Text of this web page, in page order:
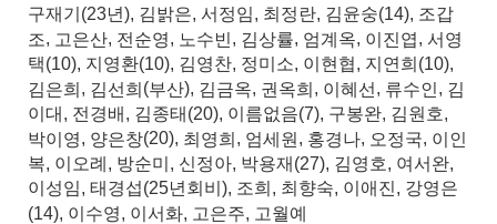
구재기 (23년), 김밝은, 서정임, 최정란, 김윤숭(14), 조갑
조, 고은산, 전순영, 노수빈, 김상률, 엄계옥, 이진엽, 서영
택(10), 지영환(10), 김영찬, 정미소, 이현협, 지연희 (10),
김은희 , 김선희 (부산), 김금옥, 권옥희 , 이혜선 , 류수인, 김
이대 , 전경배 , 김종태 (20), 이름없음(7), 구봉완, 김원호,
박이영, 양은창(20), 최영희, 엄세원, 홍경나, 오정국, 이인
복, 이오례 , 방순미 , 신정아, 박용재 (27), 김영호, 여서완,
이성임, 태경섭(25년회비 ), 조희 , 최향숙, 이애진, 강영은
(14), 이수영, 이서화, 고은주, 고월예